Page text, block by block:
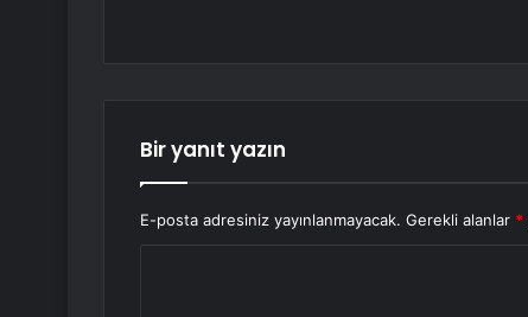
Bir yanıt yazın
E-posta adresiniz yayınlanmayacak. Gerekli alanlar *